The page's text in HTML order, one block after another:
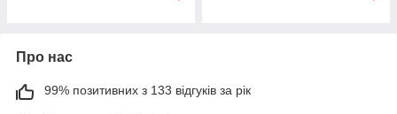
Про нас
99% позитивних з 133 відгуків за рік